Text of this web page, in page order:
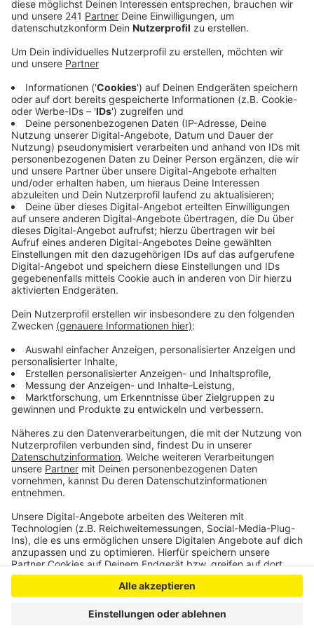
Anzeige
Veröffentlicht:Freitag, 24.09.2021 06:21
Anzeige
Wer Briefwahl beantragt, bisher aber noch kein Kreuz
gesetzt hat, kann seine Unterlage noch bis Freitag 18
Uhr persönlich im Briefwahllokal der Stadt in den
Wiesdorfer Arkaden abgeben.
Am Sonntag ab 8 Uhr öffnen dann die Wahllokale bei
uns in der Stadt. Insgesamt über 100 davon gibt es
über die verschiedenen Stadtteile verteilt. Über 1.000
Wahlhelfer sind rund um die Bundestagwahl im Einsatz
– in den Wahllokalen oder später beim Auszählen der
Stimmen.
Von den Leverkusener Bundestagskandidaten haben
gleich vier gute Chancen auf einen Platz in Berlin:
Güler haben auch die Grünen-Kandidatin Nyke Slawik
und Christer Cremer von der AfD gute Listenplätze.
Anzeige
Anzeige